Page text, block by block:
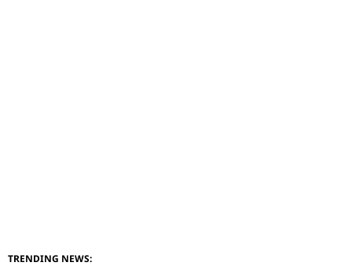
TRENDING NEWS: